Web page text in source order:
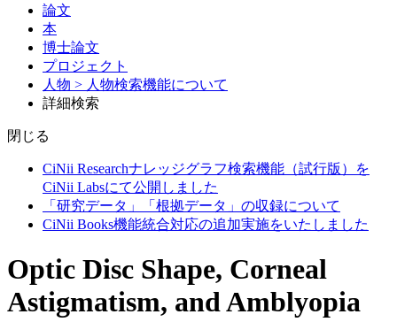
論文
本
博士論文
プロジェクト
人物 > 人物検索機能について
詳細検索
閉じる
CiNii Researchナレッジグラフ検索機能（試行版）を
CiNii Labsにて公開しました
「研究データ」「根拠データ」の収録について
CiNii Books機能統合対応の追加実施をいたしました
Optic Disc Shape, Corneal
Astigmatism, and Amblyopia